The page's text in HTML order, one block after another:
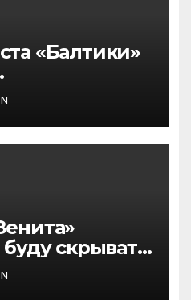
«Балтики»
сборную
версии
МАТЧ
скрывать
всегда